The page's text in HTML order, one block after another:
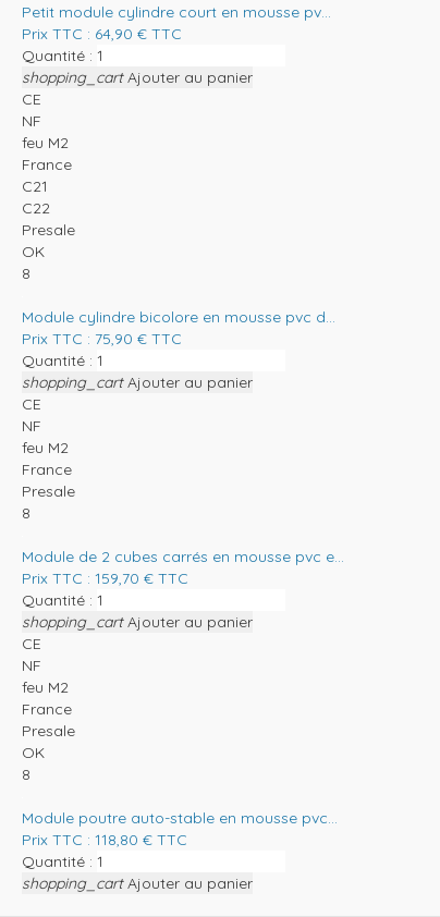
Petit module cylindre court en mousse pv...
Prix TTC : 64,90 € TTC
Quantité :
shopping_cart Ajouter au panier
CE
NF
feu M2
France
C21
C22
Presale
OK
8
Module cylindre bicolore en mousse pvc d...
Prix TTC : 75,90 € TTC
Quantité :
shopping_cart Ajouter au panier
CE
NF
feu M2
France
Presale
8
Module de 2 cubes carrés en mousse pvc e...
Prix TTC : 159,70 € TTC
Quantité :
shopping_cart Ajouter au panier
CE
NF
feu M2
France
Presale
OK
8
Module poutre auto-stable en mousse pvc...
Prix TTC : 118,80 € TTC
Quantité :
shopping_cart Ajouter au panier